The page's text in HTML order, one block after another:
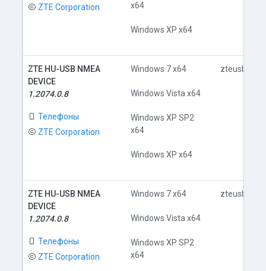
ZTE Corporation
x64
Windows XP x64
ZTE HU-USB NMEA
DEVICE
1.2074.0.8
Телефоны
ZTE Corporation
Windows 7 x64
Windows Vista x64
Windows XP SP2
x64
Windows XP x64
ZTE HU-USB NMEA
DEVICE
1.2074.0.8
Телефоны
ZTE Corporation
Windows 7 x64
Windows Vista x64
Windows XP SP2
x64